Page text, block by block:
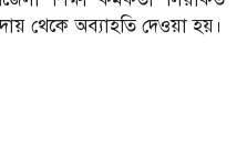
থেকে অব্যাহতি দেওয়া হয়।